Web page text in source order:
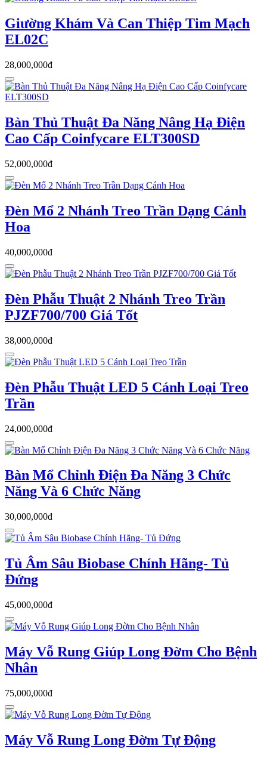
Giường Khám Và Can Thiệp Tim Mạch
EL02C
28,000,000đ
Bàn Thủ Thuật Đa Năng Nâng Hạ Điện
Cao Cấp Coinfycare ELT300SD
52,000,000đ
Đèn Mổ 2 Nhánh Treo Trần Dạng Cánh
Hoa
40,000,000đ
Đèn Phẫu Thuật 2 Nhánh Treo Trần
PJZF700/700 Giá Tốt
38,000,000đ
Đèn Phẫu Thuật LED 5 Cánh Loại Treo
Trần
24,000,000đ
Bàn Mổ Chỉnh Điện Đa Năng 3 Chức
Năng Và 6 Chức Năng
30,000,000đ
Tủ Âm Sâu Biobase Chính Hãng- Tủ
Đứng
45,000,000đ
Máy Vỗ Rung Giúp Long Đờm Cho Bệnh
Nhân
75,000,000đ
Máy Vỗ Rung Long Đờm Tự Động